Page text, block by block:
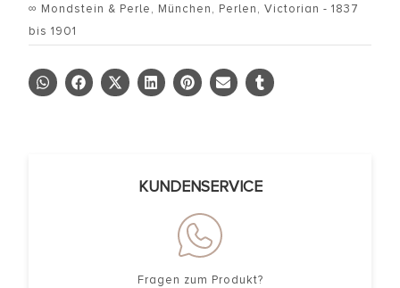
∞ Mondstein & Perle, München, Perlen, Victorian - 1837
bis 1901
KUNDENSERVICE
Fragen zum Produkt?